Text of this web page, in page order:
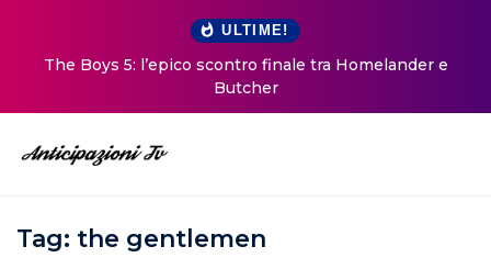
ULTIME!
The Boys 5: l’epico scontro finale tra Homelander e
Butcher
Tag: the gentlemen